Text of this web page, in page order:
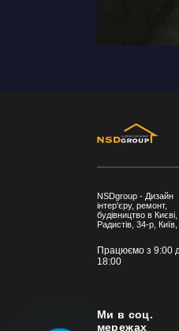
NSDgroup - Дизайн
інтер'єру, ремонт,
будівництво в Києві,
Радистів, 34-р,
Працюємо з 9:00
18:00
Ми в соц.
мережах